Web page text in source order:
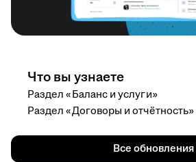
Что вы узнаете
Раздел «Баланс и услуги»
Раздел «Договоры и отчётность»
Все обновления